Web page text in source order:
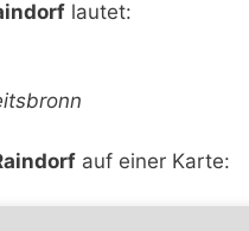
lautet:
auf einer Karte: